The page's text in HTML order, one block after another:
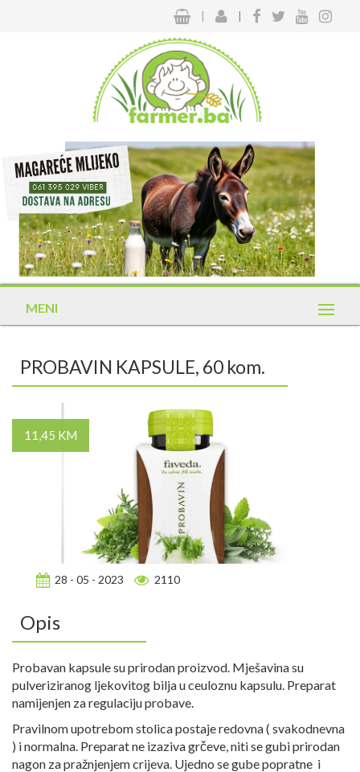
| |
MENI
PROBAVIN KAPSULE, 60 kom.
11,45 KM
28 - 05 - 2023 2110
Opis
Probavan kapsule su prirodan proizvod. Mješavina su
pulveriziranog ljekovitog bilja u ceuloznu kapsulu. Preparat
namijenjen za regulaciju probave.
Pravilnom upotrebom stolica postaje redovna ( svakodnevna
) i normalna. Preparat ne izaziva grčeve, niti se gubi prirodan
nagon za pražnjenjem crijeva. Ujedno se gube popratne i